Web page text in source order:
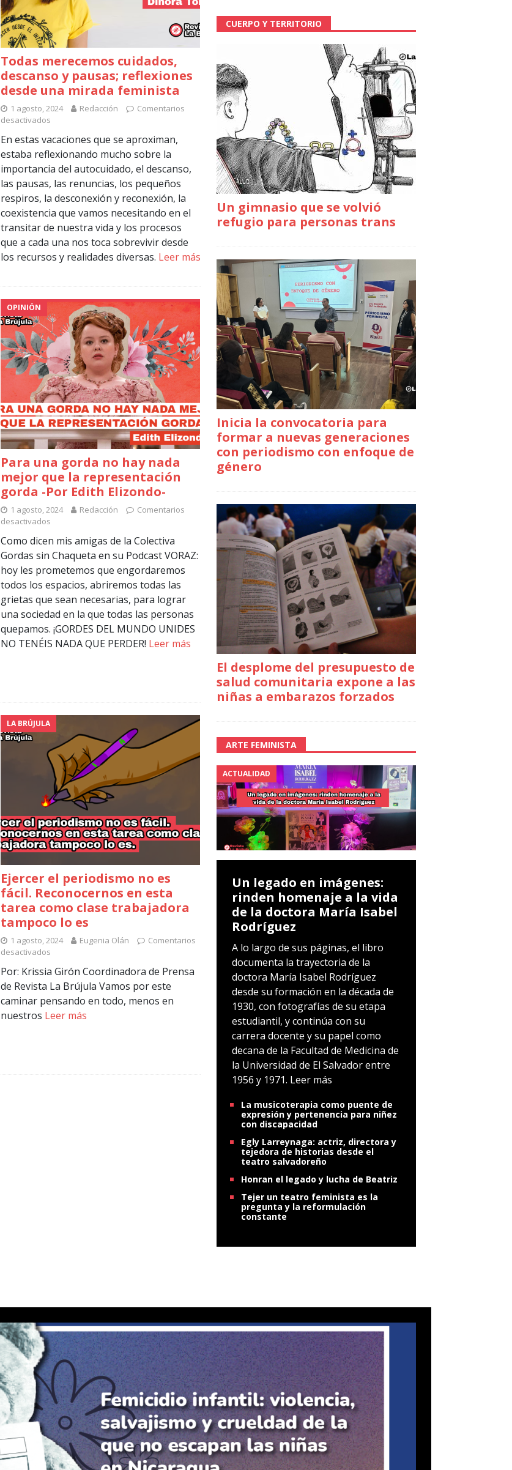
Todas merecemos cuidados,
descanso y pausas; reflexiones
desde una mirada feminista
1 agosto, 2024 Redacción
Comentarios
desactivados
En estas vacaciones que se aproximan,
estaba reflexionando mucho sobre la
importancia del autocuidado, el descanso,
las pausas, las renuncias, los pequeños
respiros, la desconexión y reconexión, la
coexistencia que vamos necesitando en el
transitar de nuestra vida y los procesos
que a cada una nos toca sobrevivir desde
los recursos y realidades diversas. Leer más
OPINIÓN
Para una gorda no hay nada
mejor que la representación
gorda -Por Edith Elizondo-
1 agosto, 2024 Redacción
Comentarios
desactivados
Como dicen mis amigas de la Colectiva
Gordas sin Chaqueta en su Podcast VORAZ:
hoy les prometemos que engordaremos
todos los espacios, abriremos todas las
grietas que sean necesarias, para lograr
una sociedad en la que todas las personas
quepamos. ¡GORDES DEL MUNDO UNIDES
NO TENÉIS NADA QUE PERDER! Leer más
LA BRÚJULA
Ejercer el periodismo no es
fácil. Reconocernos en esta
tarea como clase trabajadora
tampoco lo es
1 agosto, 2024 Eugenia Olán
Comentarios
desactivados
Por: Krissia Girón Coordinadora de Prensa
de Revista La Brújula Vamos por este
caminar pensando en todo, menos en
nuestros Leer más
CUERPO Y TERRITORIO
Un gimnasio que se volvió
refugio para personas trans
Inicia la convocatoria para
formar a nuevas generaciones
con periodismo con enfoque de
género
El desplome del presupuesto de
salud comunitaria expone a las
niñas a embarazos forzados
ARTE FEMINISTA
ACTUALIDAD
Un legado en imágenes:
rinden homenaje a la vida
de la doctora María Isabel
Rodríguez
A lo largo de sus páginas, el libro
documenta la trayectoria de la
doctora María Isabel Rodríguez
desde su formación en la década de
1930, con fotografías de su etapa
estudiantil, y continúa con su
carrera docente y su papel como
decana de la Facultad de Medicina de
la Universidad de El Salvador entre
1956 y 1971. Leer más
La musicoterapia como puente de
expresión y pertenencia para niñez
con discapacidad
Egly Larreynaga: actriz, directora y
tejedora de historias desde el
teatro salvadoreño
Honran el legado y lucha de Beatriz
Tejer un teatro feminista es la
pregunta y la reformulación
constante